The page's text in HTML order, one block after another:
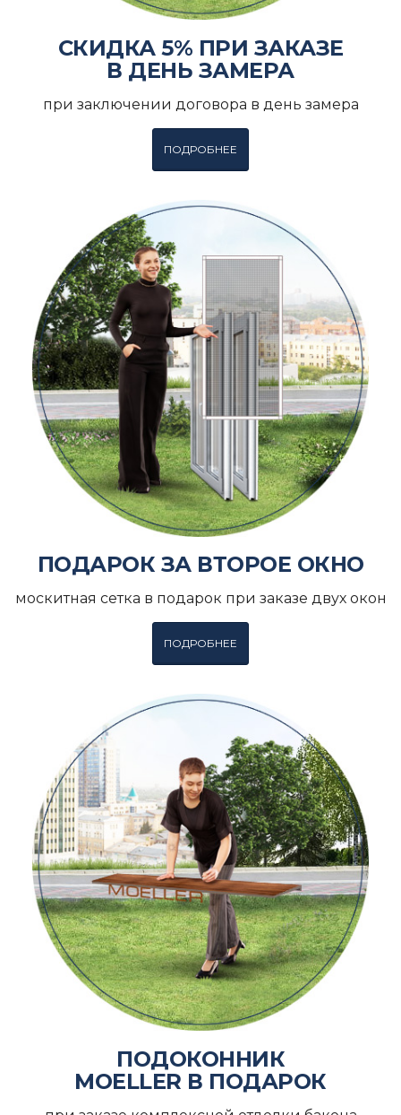
СКИДКА 5% ПРИ ЗАКАЗЕ
В ДЕНЬ ЗАМЕРА
при заключении договора в день замера
ПОДРОБНЕЕ
ПОДАРОК ЗА ВТОРОЕ ОКНО
москитная сетка в подарок при заказе двух окон
ПОДРОБНЕЕ
ПОДОКОННИК
MOELLER В ПОДАРОК